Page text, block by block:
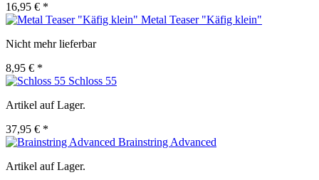
16,95 € *
Metal Teaser "Käfig klein"
Nicht mehr lieferbar
8,95 € *
Schloss 55
Artikel auf Lager.
37,95 € *
Brainstring Advanced
Artikel auf Lager.